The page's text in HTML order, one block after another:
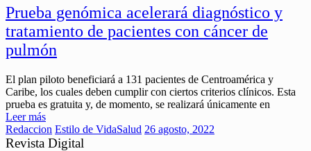
Prueba genómica acelerará diagnóstico y
tratamiento de pacientes con cáncer de
pulmón
El plan piloto beneficiará a 131 pacientes de Centroamérica y
Caribe, los cuales deben cumplir con ciertos criterios clínicos. Esta
prueba es gratuita y, de momento, se realizará únicamente en
Leer más
Redaccion Estilo de VidaSalud 26 agosto, 2022
Revista Digital